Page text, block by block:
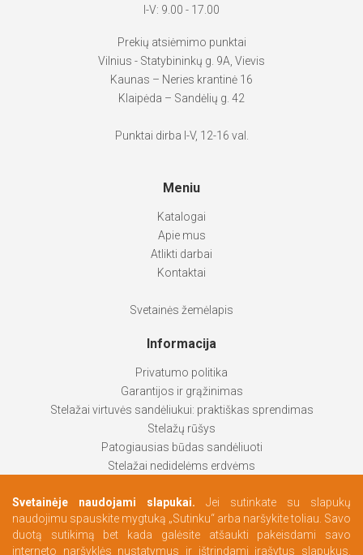
I-V: 9.00 - 17.00
Prekių atsiėmimo punktai
Vilnius - Statybininkų g. 9A, Vievis
Kaunas – Neries krantinė 16
Klaipėda – Sandėlių g. 42
Punktai dirba I-V, 12-16 val.
Meniu
Katalogai
Apie mus
Atlikti darbai
Kontaktai
Svetainės žemėlapis
Informacija
Privatumo politika
Garantijos ir grąžinimas
Stelažai virtuvės sandėliukui: praktiškas sprendimas
Stelažų rūšys
Patogiausias būdas sandėliuoti
Stelažai nedidelėms erdvėms
Kaip pasirinkti labiausiai tinkantį produktą
Persirengimo erdvės pagal Jūsų poreikius
Svetainėje naudojami slapukai. Jei sutinkate su slapukų
naudojimu spauskite mygtuką „Sutinku“ arba naršykite toliau. Savo
duotą sutikimą bet kada galėsite atšaukti pakeisdami savo
interneto naršyklės nustatymus ir ištrindami įrašytus slapukus.